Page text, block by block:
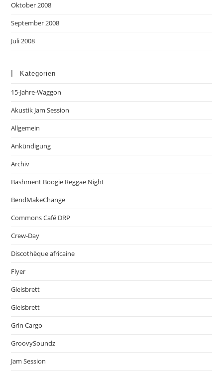
Oktober 2008
September 2008
Juli 2008
Kategorien
15-Jahre-Waggon
Akustik Jam Session
Allgemein
Ankündigung
Archiv
Bashment Boogie Reggae Night
BendMakeChange
Commons Café DRP
Crew-Day
Discothèque africaine
Flyer
Gleisbrett
Gleisbrett
Grin Cargo
GroovySoundz
Jam Session